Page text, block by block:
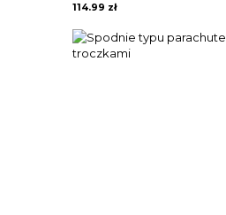
114.99 zł